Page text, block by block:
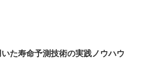
た寿命予測技術の実践ノウハウ